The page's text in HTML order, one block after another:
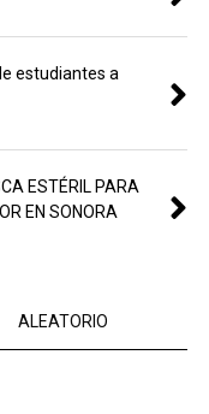
estudiantes a
ESTÉRIL PARA
EN SONORA
ALEATORIO